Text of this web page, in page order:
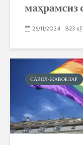
маҳрамсиз
26/11/2024 823
САВОЛ-ЖАВОБЛАР